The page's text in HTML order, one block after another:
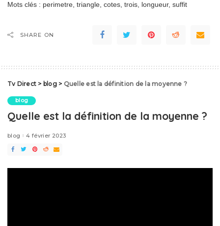
Mots clés : perimetre, triangle, cotes, trois, longueur, suffit
SHARE ON
Tv Direct > blog> Quelle est la définition de la moyenne ?
blog
Quelle est la définition de la moyenne ?
blog 4 février 2023